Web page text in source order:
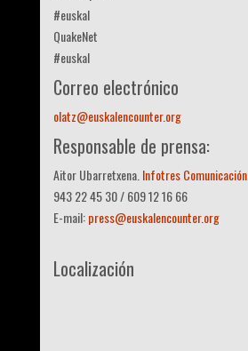
#euskal
QuakeNet
#euskal
Correo electrónico
olatz@euskalencounter.org
Responsable de prensa:
Aitor Ubarretxena. Infotres Comunicación.
943 22 45 30 / 609 12 16 66
E-mail:press@euskalencounter.org
Localización